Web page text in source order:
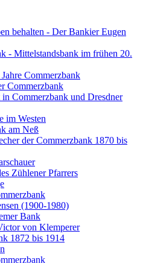
behalten - Der Bankier Eugen
- Mittelstandsbank im frühen 20.
Commerzbank
Commerzbank
in Commerzbank und Dresdner
im Westen
am Neß
der Commerzbank 1870 bis
Zühlener Pfarrers
(1900-1980)
Bank
von Klemperer
1872 bis 1914